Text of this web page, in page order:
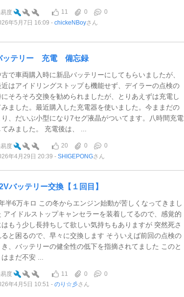
度 11 0
0
年5月7日 16:09
chickeNBoyさん
ッテリー 充電 備忘録
古で車両購入時に新品バッテリーにしてもらいましたが、
近はアイドリングストップも機能せず、デイラーの点検の
にそろそろ交換を勧められましたが、とりあえずは充電し
みました。最近購入した充電器を使いました。今ままだの
り、だいぶ小型になり7セグ液晶がついてます。八時間充電
てみました。 充電後は、 ...
度 20 0
0
年4月29日 20:39
SHIGEPONGさん
バッテリー交換【１回目】
半6万キロ この冬からエンジン始動が苦しくなってきまし
アイドルストップキャンセラーを装着してるので、感覚的
はもう少し長持ちして欲しい気持ちもありますが 突然死さ
ると困るので、早々に交換します そういえば前回の点検の
き、バッテリーの健全性の低下を指摘されてました このと
まだ不安 ...
度 11 0
0
年4月5日 10:51
のり☆彡さん